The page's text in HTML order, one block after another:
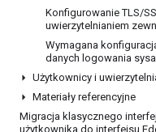
Konfigurowanie TLS/
uwierzytelnianiem
Wymagana
danych logowania
Użytkownicy i
Materiały referencyjne
Migracja klasycznego
użytkownika do interfejsu